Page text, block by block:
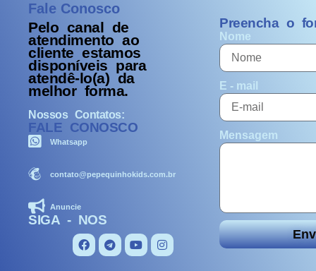
Fale Conosco
Pelo canal de
atendimento ao
cliente estamos
disponíveis para
atendê-lo(a) da
melhor forma.
Nossos Contatos:
FALE CONOSCO
Whatsapp
contato@pepequinhokids.com.br
Anuncie
SIGA - NOS
Preencha o
Nome
E - mail
Mensagem